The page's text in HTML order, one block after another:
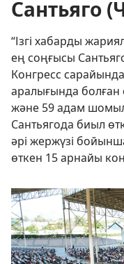
Сантьяго
“Ізгі хабарды
ең соңғысы
Конгресс
аралығында
және 59 адам
Сантьягода биыл
әрі жержүзі
өткен 15 арнайы